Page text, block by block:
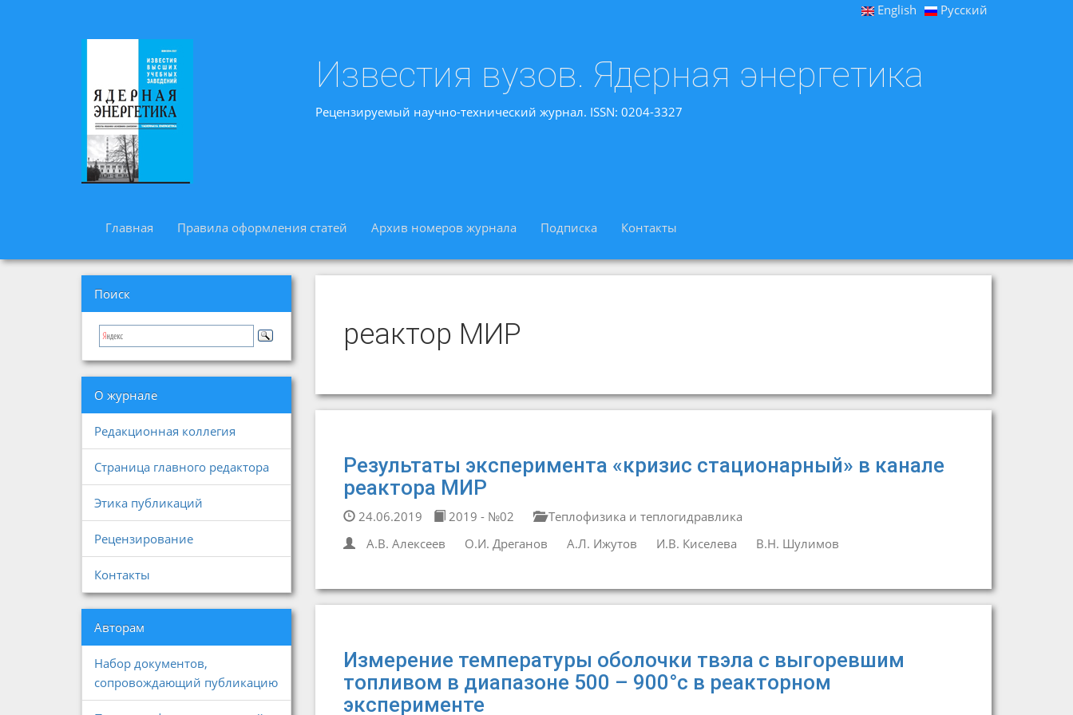
English Русский
Известия вузов. Ядерная энергетика
Рецензируемый научно-технический журнал. ISSN: 0204-3327
Главная Правила оформления статей Архив номеров журнала Подписка Контакты
Поиск
О журнале
Редакционная коллегия
Страница главного редактора
Этика публикаций
Рецензирование
Контакты
Авторам
Набор документов,
сопровождающий публикацию
реактор МИР
Результаты эксперимента «кризис стационарный» в канале
реактора МИР
24.06.2019 2019 - №02
Теплофизика и теплогидравлика
А.В. Алексеев
О.И. Дреганов А.Л. Ижутов И.В. Киселева В.Н. Шулимов
Измерение температуры оболочки твэла с выгоревшим
топливом в диапазоне 500 – 900°c в реакторном
эксперименте